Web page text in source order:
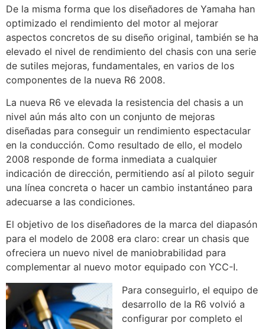
De la misma forma que los diseñadores de Yamaha han
optimizado el rendimiento del motor al mejorar
aspectos concretos de su diseño original, también se ha
elevado el nivel de rendimiento del chasis con una serie
de sutiles mejoras, fundamentales, en varios de los
componentes de la nueva R6 2008.
La nueva R6 ve elevada la resistencia del chasis a un
nivel aún más alto con un conjunto de mejoras
diseñadas para conseguir un rendimiento espectacular
en la conducción. Como resultado de ello, el modelo
2008 responde de forma inmediata a cualquier
indicación de dirección, permitiendo así al piloto seguir
una línea concreta o hacer un cambio instantáneo para
adecuarse a las condiciones.
El objetivo de los diseñadores de la marca del diapasón
para el modelo de 2008 era claro: crear un chasis que
ofreciera un nuevo nivel de maniobrabilidad para
complementar al nuevo motor equipado con YCC-I.
Para conseguirlo, el equipo de
desarrollo de la R6 volvió a
configurar por completo el